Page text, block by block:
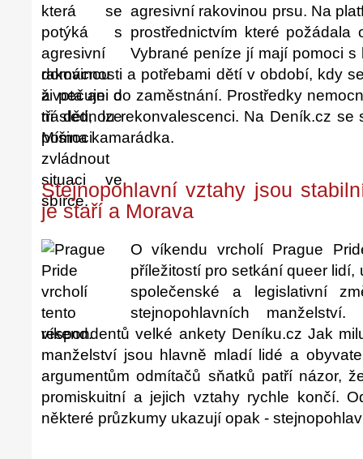
agresivní rakovinou prsu. Na
prostřednictvím které požádala
Vybrané peníze jí mají pomoci
domácnosti a potřebami dětí v období, kdy
života ani do zaměstnání. Prostředky
následnou rekonvalescenci. Na Deník.cz se
Míšina kamarádka.
Stejnopohlavní vztahy jsou
je staří a Morava
O víkendu vrcholí Prague
příležitostí pro setkání queer
společenské a legislativní
stejnopohlavních
respondentů velké ankety Deníku.cz Jak
manželství jsou hlavně mladí lidé a
argumentům odmítačů sňatků patří názor,
promiskuitní a jejich vztahy rychle končí.
některé průzkumy ukazují opak -